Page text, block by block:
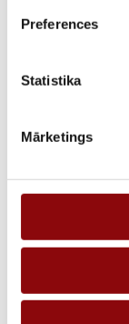
Preferences
Statistika
Mārketings
PIEVIENOT GROZAM
SVARS
IZMĒRI
EFEKTIVITĀTE, %
MAX DC